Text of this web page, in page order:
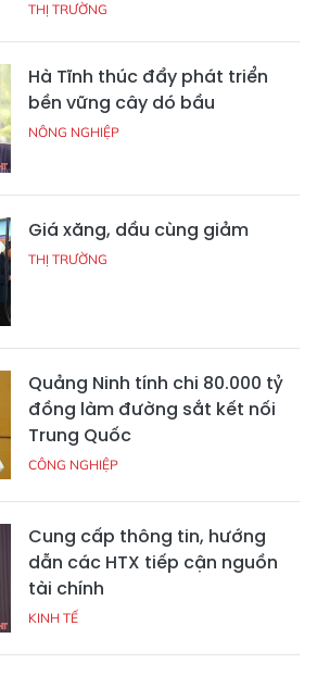
THỊ TRƯỜNG
Hà Tĩnh thúc đẩy phát triển
bền vững cây dó bầu
NÔNG NGHIỆP
Giá xăng, dầu cùng giảm
THỊ TRƯỜNG
Quảng Ninh tính chi 80.000 tỷ
đồng làm đường sắt kết nối
Trung Quốc
CÔNG NGHIỆP
Cung cấp thông tin, hướng
dẫn các HTX tiếp cận nguồn
tài chính
KINH TẾ